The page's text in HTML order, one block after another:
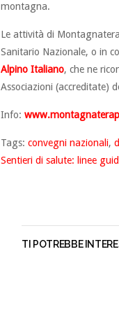
montagna.
Le attività di
Sanitario Nazionale, o in
Alpino Italiano, che ne
Associazioni (accreditate)
Info:
Tags: convegni nazionali,
Sentieri di salute: linee
TI POTREBBE